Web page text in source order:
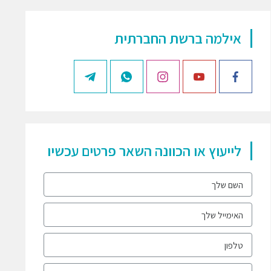
אילמה ברשת החברתית
לייעוץ או הכוונה השאר פרטים עכשיו